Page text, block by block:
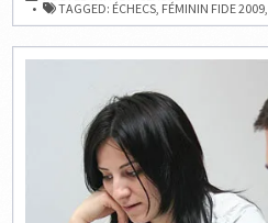
ISTANBUL
:
TAGGED: ÉCHECS, FÉMININ FIDE 2009,